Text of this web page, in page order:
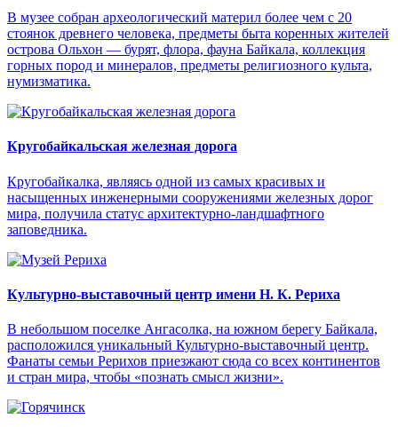
В музее собран археологический материл более чем с 20
стоянок древнего человека, предметы быта коренных жителей
острова Ольхон — бурят, флора, фауна Байкала, коллекция
горных пород и минералов, предметы религиозного культа,
нумизматика.
Кругобайкальская железная дорога
Кругобайкалка, являясь одной из самых красивых и
насыщенных инженерными сооружениями железных дорог
мира, получила статус архитектурно-ландшафтного
заповедника.
Культурно-выставочный центр имени Н. К. Рериха
В небольшом поселке Ангасолка, на южном берегу Байкала,
расположился уникальный Культурно-выставочный центр.
Фанаты семьи Рерихов приезжают сюда со всех континентов
и стран мира, чтобы «познать смысл жизни».